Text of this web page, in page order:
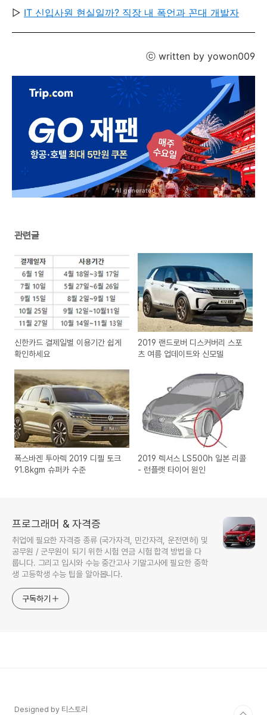
▷ IT 신입사원 현실일까? 직장 내 폭언과 꼰대 개발자
ⓒ written by yowon009
관련글
신한카드 결제일별 이용기간 쉽게
확인하세요
2019 랜드로버 디스커버리 스포
츠 여름 업데이트와 신모델
폭스바겐 투아렉 2019 디젤 토크
91.8kgm 슈퍼카 수준
2019 렉서스 LS500h 일본 리콜
- 런플랫 타이어 원인
프로그래머 & 자격증
취업에 필요한 자격증 종류 (국가자격, 민간자격, 운전면허) 및
공무원 / 군무원이 되기 위한 시험 연금 시험 합격 방법을 다
룹니다. 그리고 입시와 수능 중간고사 기말고사에 필요한 중학
생 고등학생 수능 팁을 알아봅니다.
구독하기
Designed by 티스토리